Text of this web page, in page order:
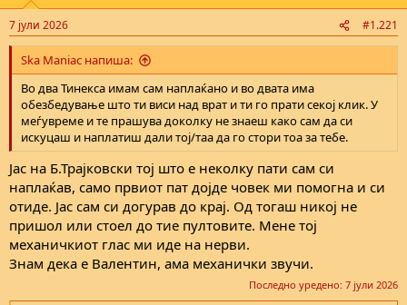
n
s
:
7 јули 2026 #1.221
Ska Maniac напиша:
Во два Тинекса имам сам наплаќано и во двата има
обезбедување што ти виси над врат и ти го прати секој клик. У
меѓувреме и те прашува доколку не знаеш како сам да си
искуцаш и наплатиш дали тој/таа да го стори тоа за тебе.
Јас на Б.Трајковски тој што е неколку пати сам си
наплаќав, само првиот пат дојде човек ми помогна и си
отиде. Јас сам си догурав до крај. Од тогаш никој не
пришол или стоел до тие пултовите. Мене тој
механичкиот глас ми иде на нерви.
Знам дека е Валентин, ама механички звучи.
Последно уредено: 7 јули 2026